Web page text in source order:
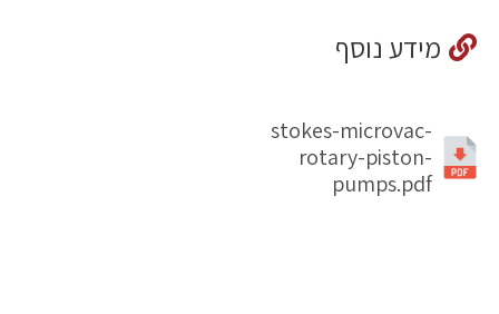
מידע נוסף
stokes-microvac-
rotary-piston-
pumps.pdf